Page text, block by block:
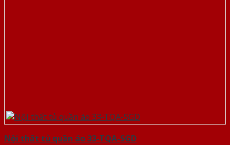
Nội thất tủ quần áo 33-TQA-SGD